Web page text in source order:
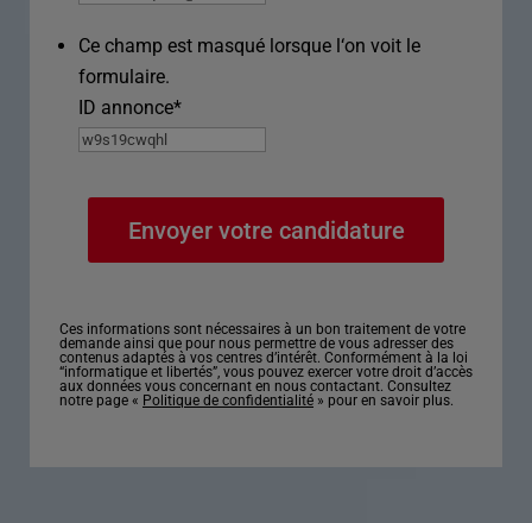
Ce champ est masqué lorsque l‘on voit le
formulaire.
ID annonce*
Ces informations sont nécessaires à un bon traitement de votre
demande ainsi que pour nous permettre de vous adresser des
contenus adaptés à vos centres d’intérêt. Conformément à la loi
“informatique et libertés”, vous pouvez exercer votre droit d’accès
aux données vous concernant en nous contactant. Consultez
notre page « Politique de confidentialité » pour en savoir plus.